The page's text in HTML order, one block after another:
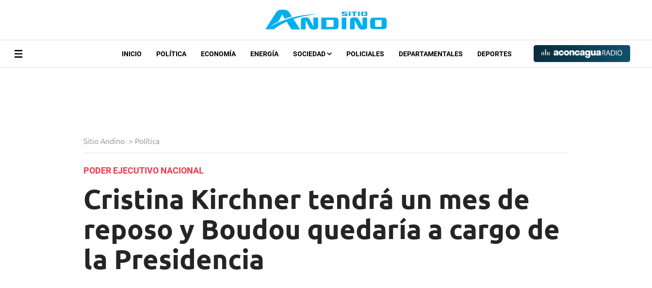
INICIO POLÍTICA ECONOMÍA ENERGÍA SOCIEDAD POLICIALES DEPARTAMENTALES DEPORTES
Sitio Andino > Política
PODER EJECUTIVO NACIONAL
Cristina Kirchner tendrá un mes de
reposo y Boudou quedaría a cargo de
la Presidencia